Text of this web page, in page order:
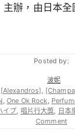
主辦，由日本全
Posted by:
波妮
[Alexandros] ,
, One Ok Rock,
イプ, 唱片行大獎, 日本
Comment